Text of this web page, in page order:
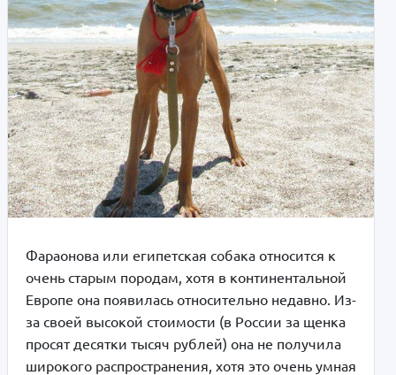
Фараонова или египетская собака относится к
очень старым породам, хотя в континентальной
Европе она появилась относительно недавно. Из-
за своей высокой стоимости (в России за щенка
просят десятки тысяч рублей) она не получила
широкого распространения, хотя это очень умная